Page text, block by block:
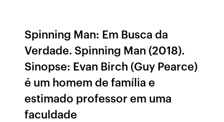
Spinning Man: Em Busca da
Verdade. Spinning Man (2018).
Sinopse: Evan Birch (Guy Pearce)
é um homem de família e
estimado professor em uma
faculdade